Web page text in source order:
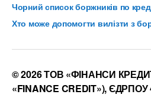
Чорний список боржників по
Хто може допомогти вилізти з
© 2026 ТОВ «ФІНАНСИ
«FINANCE CREDIT»), ЄДРПОУ